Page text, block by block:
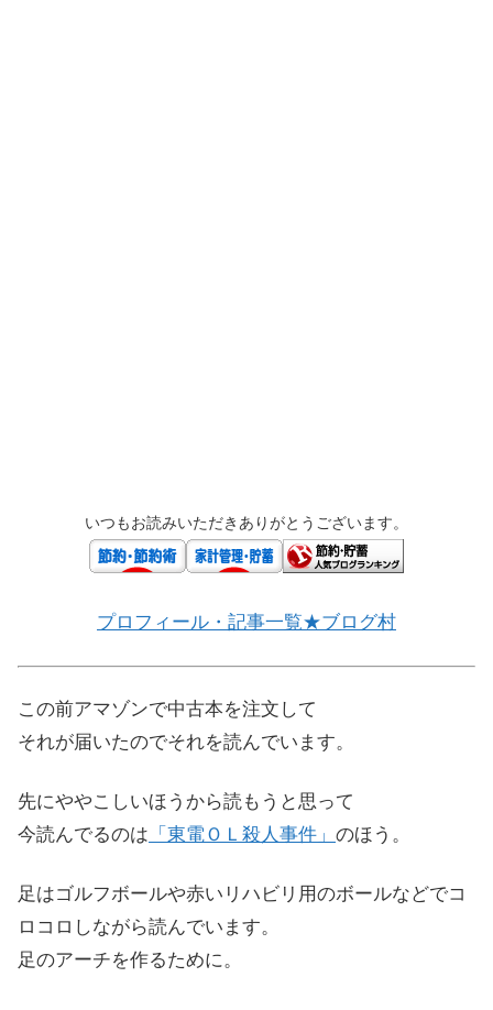
いつもお読みいただきありがとうございます。
プロフィール・記事一覧★ブログ村
この前アマゾンで中古本を注文して
それが届いたのでそれを読んでいます。
先にややこしいほうから読もうと思って
今読んでるのは 「東電ＯＬ殺人事件」 のほう。
足はゴルフボールや赤いリハビリ用のボールなどでコ
ロコロしながら読んでいます。
足のアーチを作るために。